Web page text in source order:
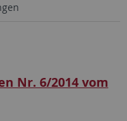
Nr. 6/2014 vom